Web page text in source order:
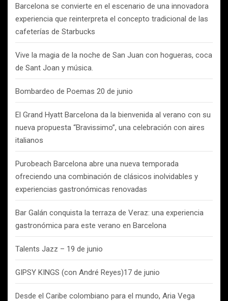
Barcelona se convierte en el escenario de una innovadora
experiencia que reinterpreta el concepto tradicional de las
cafeterías de Starbucks
Vive la magia de la noche de San Juan con hogueras, coca
de Sant Joan y música.
Bombardeo de Poemas 20 de junio
El Grand Hyatt Barcelona da la bienvenida al verano con su
nueva propuesta “Bravissimo”, una celebración con aires
italianos
Purobeach Barcelona abre una nueva temporada
ofreciendo una combinación de clásicos inolvidables y
experiencias gastronómicas renovadas
Bar Galán conquista la terraza de Veraz: una experiencia
gastronómica para este verano en Barcelona
Talents Jazz – 19 de junio
GIPSY KINGS (con André Reyes)17 de junio
Desde el Caribe colombiano para el mundo, Aria Vega